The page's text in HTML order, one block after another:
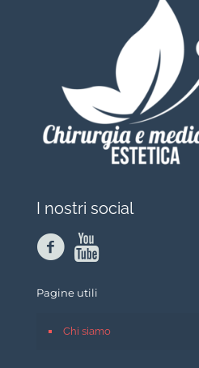
I nostri social
Pagine utili
Chi siamo